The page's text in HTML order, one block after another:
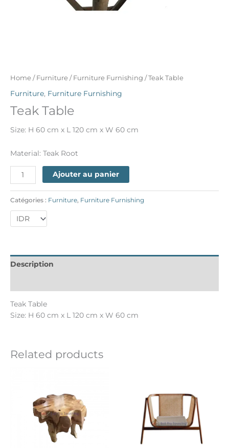
Home / Furniture / Furniture Furnishing / Teak Table
Furniture, Furniture Furnishing
Teak Table
Size: H 60 cm x L 120 cm x W 60 cm
Material: Teak Root
Ajouter au panier
Catégories : Furniture, Furniture Furnishing
Description
Teak Table
Size: H 60 cm x L 120 cm x W 60 cm
Related products
plusieurs
Les
options